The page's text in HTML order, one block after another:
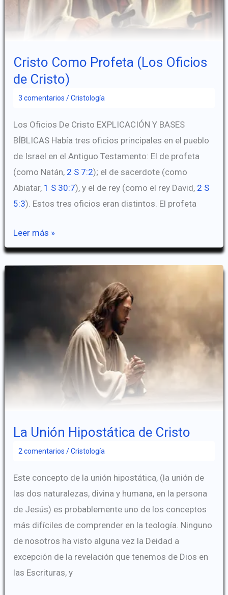
Cristo Como Profeta (Los Oficios
de Cristo)
3 comentarios /Cristología
Los Oficios De Cristo EXPLICACIÓN Y BASES
BÍBLICAS Había tres oficios principales en el pueblo
de Israel en el Antiguo Testamento: El de profeta
(como Natán, 2 S 7:2); el de sacerdote (como
Abiatar, 1 S 30:7), y el de rey (como el rey David, 2 S
5:3). Estos tres oficios eran distintos. El profeta
Cristo
Como
Profeta
Cristo)
Leer más »
La Unión Hipostática de Cristo
2 comentarios /Cristología
Este concepto de la unión hipostática, (la unión de
las dos naturalezas, divina y humana, en la persona
de Jesús) es probablemente uno de los conceptos
más difíciles de comprender en la teología. Ninguno
de nosotros ha visto alguna vez la Deidad a
excepción de la revelación que tenemos de Dios en
las Escrituras, y